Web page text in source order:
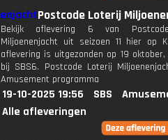
Postcode Loterij
Bekijk aflevering 6 van
Miljoenenjacht uit seizoen 11 hier op
aflevering is uitgezonden op 19 oktober,
bij SBS6. Postcode Loterij
Amusement programma
19-10-2025 19:56 SBS
Alle afleveringen